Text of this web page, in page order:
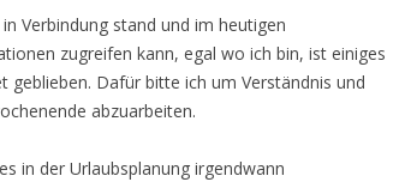
Verbindung stand und im heutigen
zugreifen kann, egal wo ich bin, ist einiges
Dafür bitte ich um Verständnis und
abzuarbeiten.
in der Urlaubsplanung irgendwann